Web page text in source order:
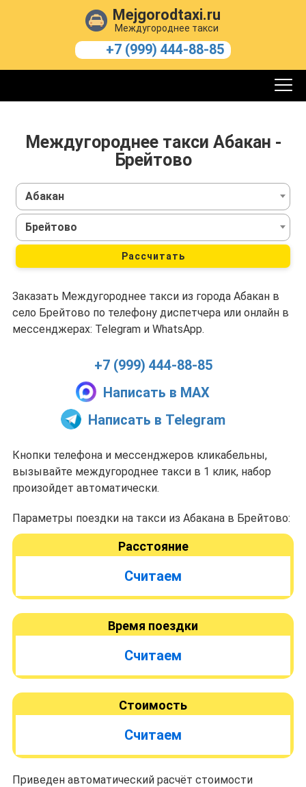
Mejgorodtaxi.ru
Междугороднее такси
+7 (999) 444-88-85
Междугороднее такси Абакан -
Брейтово
Абакан
Брейтово
Рассчитать
Заказать Междугороднее такси из города Абакан в
село Брейтово по телефону диспетчера или онлайн в
мессенджерах: Telegram и WhatsApp.
+7 (999) 444-88-85
Написать в MAX
Написать в Telegram
Кнопки телефона и мессенджеров кликабельны,
вызывайте междугороднее такси в 1 клик, набор
произойдет автоматически.
Параметры поездки на такси из Абакана в Брейтово:
Расстояние
Считаем
Время поездки
Считаем
Стоимость
Считаем
Приведен автоматический расчёт стоимости